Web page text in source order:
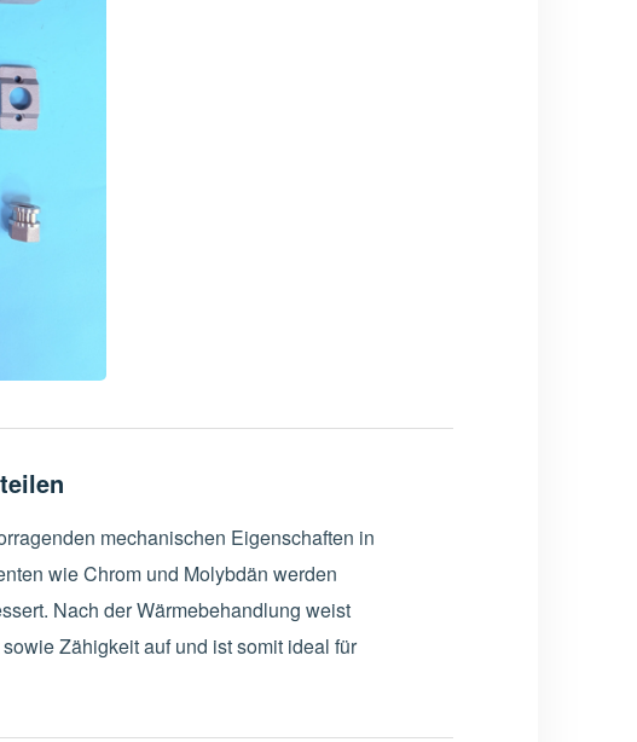
mechanischen Eigenschaften in
wie Chrom und Molybdän werden
Nach der Wärmebehandlung weist
Zähigkeit auf und ist somit ideal für